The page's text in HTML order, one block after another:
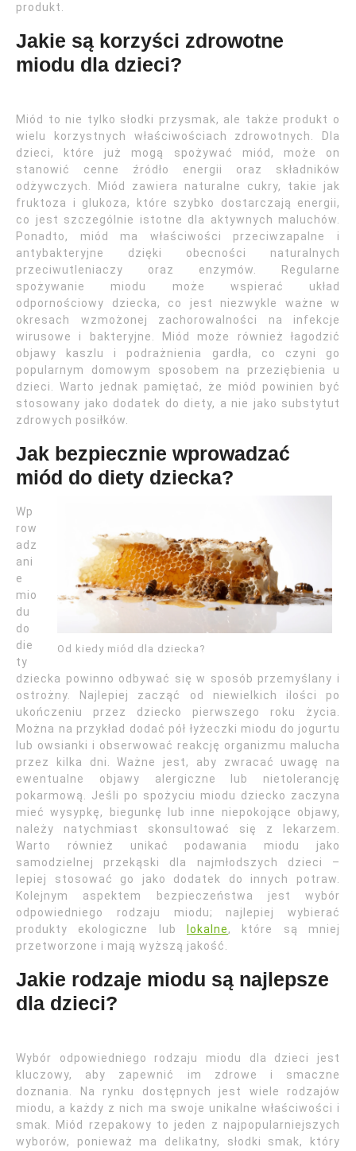
produkt.
Jakie są korzyści zdrowotne
miodu dla dzieci?
Miód to nie tylko słodki przysmak, ale także produkt o
wielu korzystnych właściwościach zdrowotnych. Dla
dzieci, które już mogą spożywać miód, może on
stanowić cenne źródło energii oraz składników
odżywczych. Miód zawiera naturalne cukry, takie jak
fruktoza i glukoza, które szybko dostarczają energii,
co jest szczególnie istotne dla aktywnych maluchów.
Ponadto, miód ma właściwości przeciwzapalne i
antybakteryjne dzięki obecności naturalnych
przeciwutleniaczy oraz enzymów. Regularne
spożywanie miodu może wspierać układ
odpornościowy dziecka, co jest niezwykle ważne w
okresach wzmożonej zachorowalności na infekcje
wirusowe i bakteryjne. Miód może również łagodzić
objawy kaszlu i podrażnienia gardła, co czyni go
popularnym domowym sposobem na przeziębienia u
dzieci. Warto jednak pamiętać, że miód powinien być
stosowany jako dodatek do diety, a nie jako substytut
zdrowych posiłków.
Jak bezpiecznie wprowadzać
miód do diety dziecka?
Od kiedy miód dla dziecka?
Wp
row
adz
ani
e
mio
du
do
die
ty
dziecka powinno odbywać się w sposób przemyślany i
ostrożny. Najlepiej zacząć od niewielkich ilości po
ukończeniu przez dziecko pierwszego roku życia.
Można na przykład dodać pół łyżeczki miodu do jogurtu
lub owsianki i obserwować reakcję organizmu malucha
przez kilka dni. Ważne jest, aby zwracać uwagę na
ewentualne objawy alergiczne lub nietolerancję
pokarmową. Jeśli po spożyciu miodu dziecko zaczyna
mieć wysypkę, biegunkę lub inne niepokojące objawy,
należy natychmiast skonsultować się z lekarzem.
Warto również unikać podawania miodu jako
samodzielnej przekąski dla najmłodszych dzieci –
lepiej stosować go jako dodatek do innych potraw.
Kolejnym aspektem bezpieczeństwa jest wybór
odpowiedniego rodzaju miodu; najlepiej wybierać
produkty ekologiczne lub
lokalne, które są mniej
przetworzone i mają wyższą jakość.
Jakie rodzaje miodu są najlepsze
dla dzieci?
Wybór odpowiedniego rodzaju miodu dla dzieci jest
kluczowy, aby zapewnić im zdrowe i smaczne
doznania. Na rynku dostępnych jest wiele rodzajów
miodu, a każdy z nich ma swoje unikalne właściwości i
smak. Miód rzepakowy to jeden z najpopularniejszych
wyborów, ponieważ ma delikatny, słodki smak, który